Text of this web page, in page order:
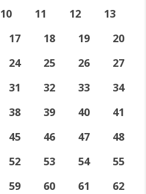
10 11 12
13
17 18 19
20
24 25 26
27
31 32 33
34
38 39 40
41
45 46 47
48
52 53 54
55
59 60 61
62